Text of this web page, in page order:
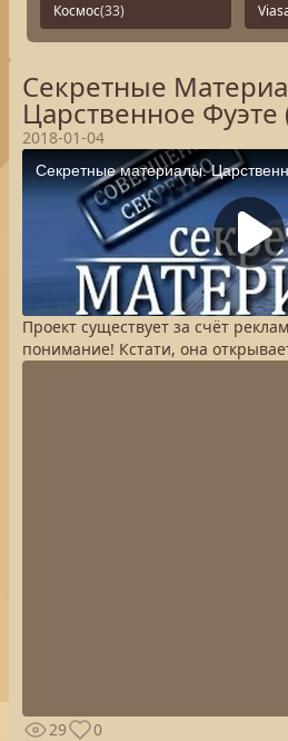
Космос(33)
Секретные
Царственное Фуэте
2018-01-04
Проект существует за счёт
понимание! Кстати, она
29
0